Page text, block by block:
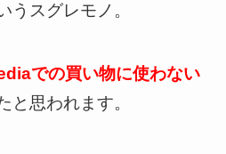
うスグレモノ。
での買い物に使わない
と思われます。